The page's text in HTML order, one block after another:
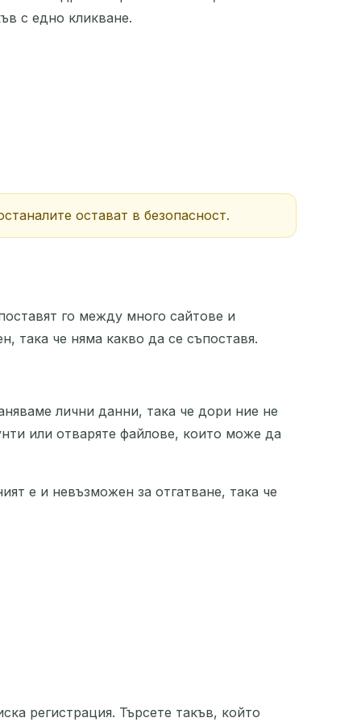
с едно кликване.
остават в безопасност.
го между много сайтове и
така че няма какво да се съпоставя.
лични данни, така че дори ние не
или отваряте файлове, които може да
е и невъзможен за отгатване, така че
регистрация. Търсете такъв, който